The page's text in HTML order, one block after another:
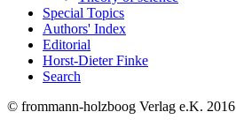
Special Topics
Authors' Index
Editorial
Horst-Dieter Finke
Search
© frommann-holzboog Verlag e.K. 2016